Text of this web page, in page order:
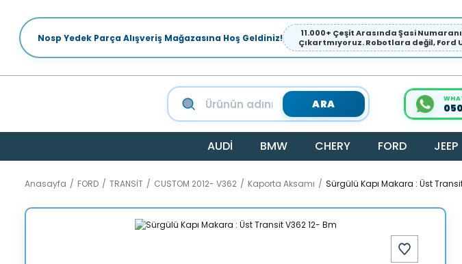
Nosp Yedek Parça Alışveriş Mağazasına Hoş Geldiniz!
11.000+ Çeşit Arasında Şasi
Çıkartmıyoruz. Robotlara değil, Ford
ARA
AUDİ BMW CHERY FORD JEEP
Anasayfa FORD TRANSİT CUSTOM 2012- V362 Kaporta Aksamı Sürgülü Kapı Makara : Üst